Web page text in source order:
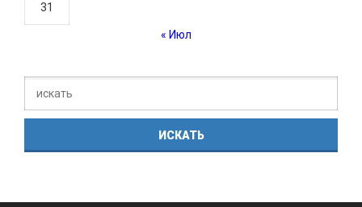
31
« Июл